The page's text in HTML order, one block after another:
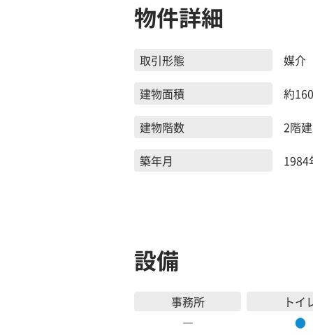
物件詳細
取引形態
媒介
建物面積
約
建物階数
2階建
築年月
1984
設備
事務所
―
トイ
●